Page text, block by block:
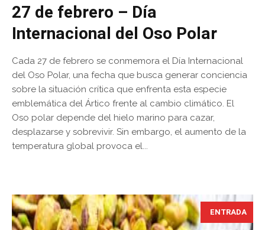
27 de febrero – Día
Internacional del Oso Polar
Cada 27 de febrero se conmemora el Día Internacional
del Oso Polar, una fecha que busca generar conciencia
sobre la situación crítica que enfrenta esta especie
emblemática del Ártico frente al cambio climático. El
Oso polar depende del hielo marino para cazar,
desplazarse y sobrevivir. Sin embargo, el aumento de la
temperatura global provoca el...
ENTRADA